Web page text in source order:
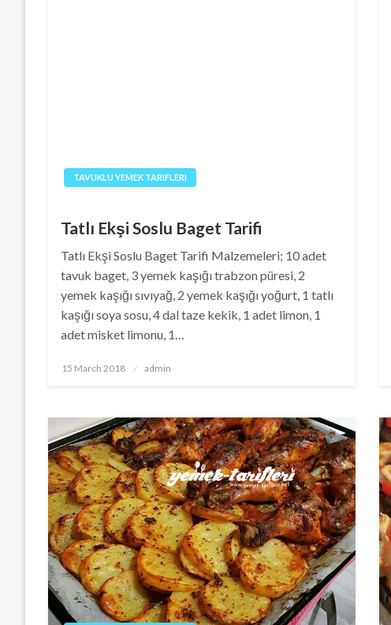
TAVUKLU YEMEK TARIFLERI
Tatlı Ekşi Soslu Baget Tarifi
Tatlı Ekşi Soslu Baget Tarifi Malzemeleri; 10 adet
tavuk baget, 3 yemek kaşığı trabzon püresi, 2
yemek kaşığı sıvıyağ, 2 yemek kaşığı yoğurt, 1 tatlı
kaşığı soya sosu, 4 dal taze kekik, 1 adet limon, 1
adet misket limonu, 1…
Posted
15 March 2018 admin